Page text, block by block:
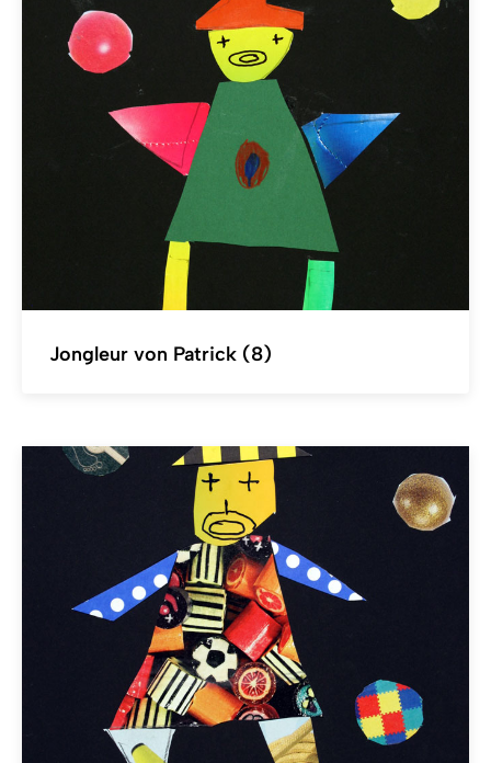
Jongleur von Patrick (8)